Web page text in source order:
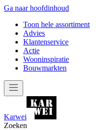
Ga naar hoofdinhoud
Toon hele assortiment
Advies
Klantenservice
Actie
Wooninspiratie
Bouwmarkten
Karwei
Zoeken